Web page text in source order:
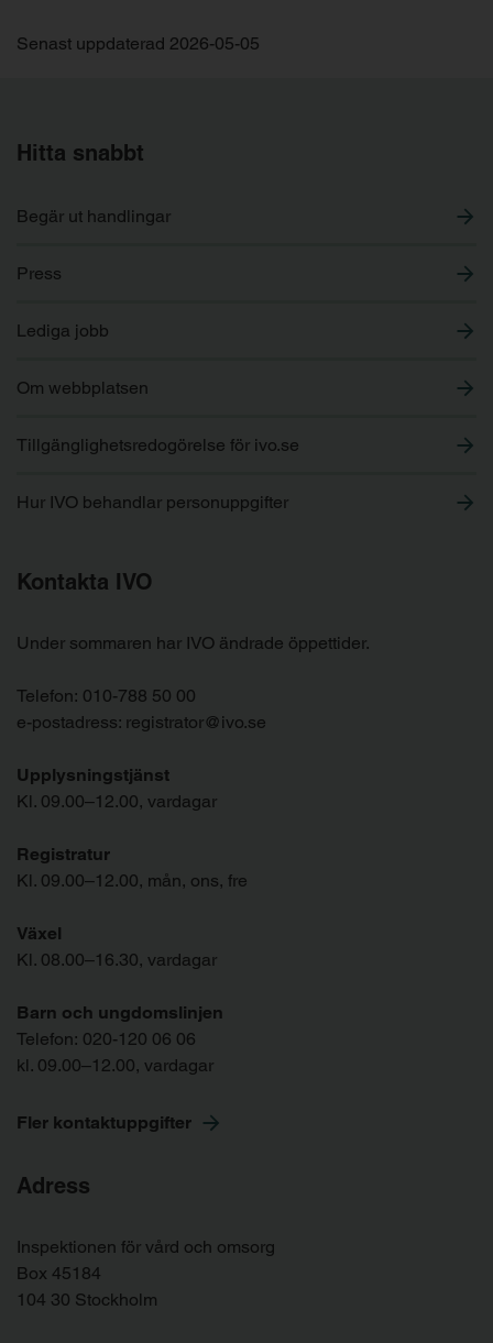
Senast uppdaterad 2026-05-05
Hitta snabbt
Begär ut handlingar
Press
Lediga jobb
Om webbplatsen
Tillgänglighetsredogörelse för ivo.se
Hur IVO behandlar personuppgifter
Kontakta IVO
Under sommaren har IVO ändrade öppettider.
Telefon: 010-788 50 00
e-postadress: registrator@ivo.se
Upplysningstjänst
Kl. 09.00–12.00, vardagar
Registratur
Kl. 09.00–12.00, mån, ons, fre
Växel
Kl. 08.00–16.30, vardagar
Barn och ungdomslinjen
Telefon: 020-120 06 06
kl. 09.00–12.00, vardagar
Fler kontaktuppgifter
Adress
Inspektionen för vård och omsorg
Box 45184
104 30 Stockholm